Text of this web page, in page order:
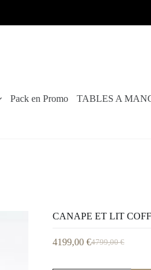
Pack en Promo TABLES A
CANAPE ET LIT
4799,00€
4199,00 €